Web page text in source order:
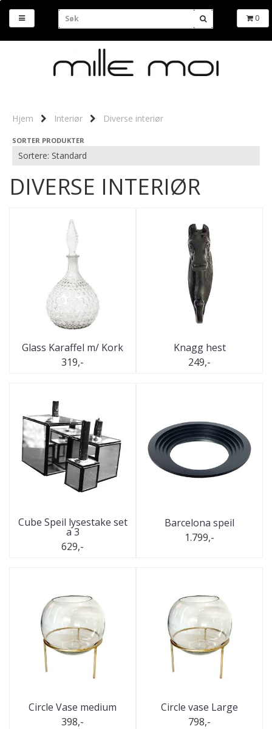
0
Hjem Interiør Diverse interiør
SORTER PRODUKTER
DIVERSE INTERIØR
Glass Karaffel m/ Kork
319,-
Knagg hest
249,-
Cube Speil lysestake set
a 3
629,-
Barcelona speil
1.799,-
Circle Vase medium
398,-
Circle vase Large
798,-